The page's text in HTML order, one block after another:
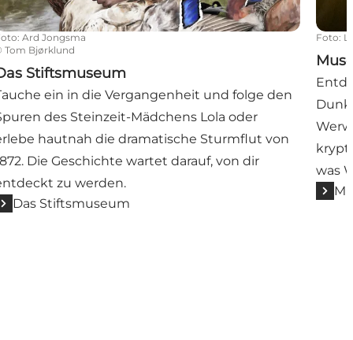
: Ard Jongsma
Tom Bjørklund
Stiftsmuseum
ein in die Vergangenheit und folge den
des Steinzeit-Mädchens Lola oder
hautnah die dramatische Sturmflut von
Die Geschichte wartet darauf, von dir
zu werden.
Das Stiftsmuseum
Foto:
was